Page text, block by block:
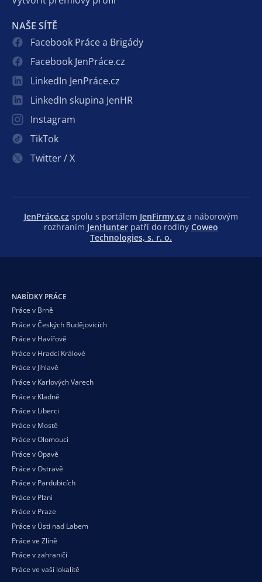
NAŠE SÍTĚ
Facebook Práce a Brigády
Facebook JenPráce.cz
LinkedIn JenPráce.cz
LinkedIn skupina JenHR
Instagram
TikTok
Twitter / X
JenPráce.cz spolu s portálem JenFirmy.cz a náborovým
rozhraním JenHunter patří do rodiny Coweo
Technologies, s. r. o.
NABÍDKY PRÁCE
Práce v Brně
Práce v Českých Budějovicích
Práce v Havířově
Práce v Hradci Králové
Práce v Jihlavě
Práce v Karlových Varech
Práce v Kladně
Práce v Liberci
Práce v Mostě
Práce v Olomouci
Práce v Opavě
Práce v Ostravě
Práce v Pardubicích
Práce v Plzni
Práce v Praze
Práce v Ústí nad Labem
Práce ve Zlíně
Práce v zahraničí
Práce ve vaší lokalitě